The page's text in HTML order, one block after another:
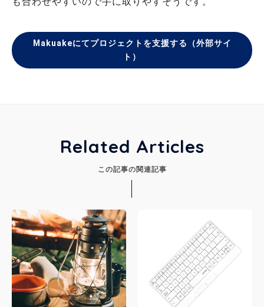
Makuakeにてプロジェクトを支援する（外部サイ
ト）
Related Articles
この記事の関連記事